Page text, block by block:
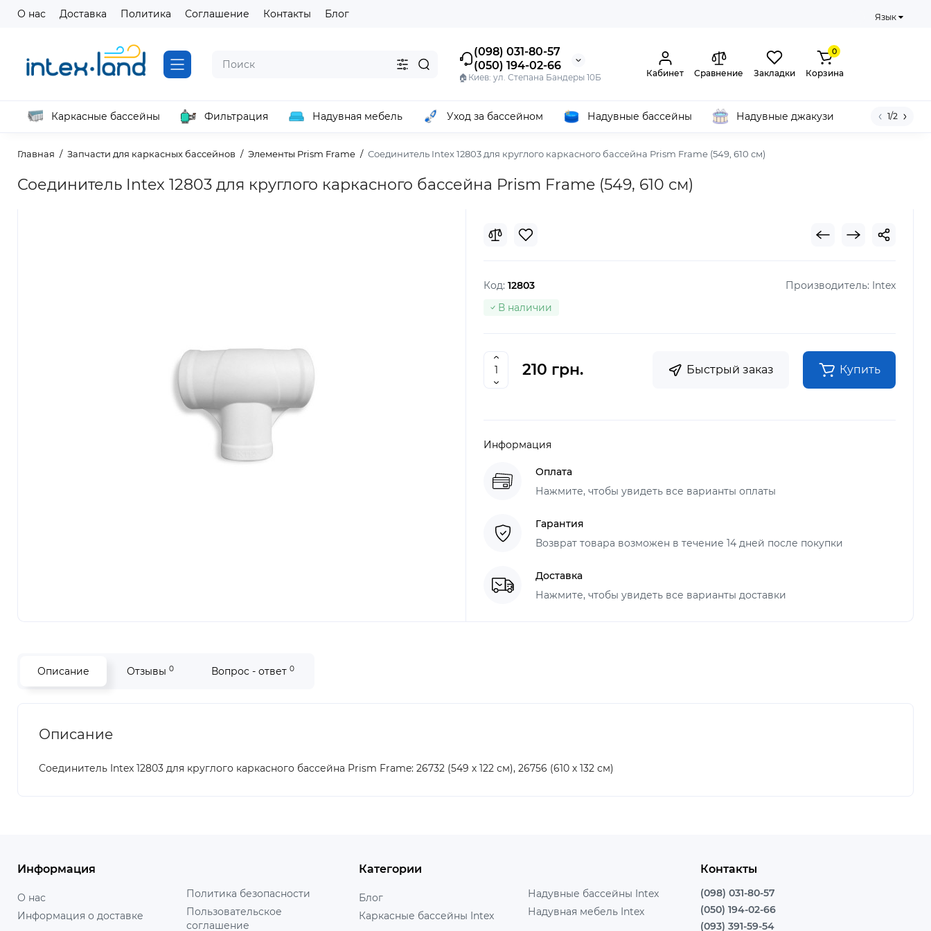
О нас Доставка Политика Соглашение Контакты Блог Язык
(098) 031-80-57
(050) 194-02-66
🏠Киев: ул. Степана Бандеры 10Б Кабинет Сравнение Закладки
0
Корзина
Каркасные бассейны Фильтрация Надувная мебель Уход за бассейном Надувные бассейны Надувные джакузи 1/2
Главная Запчасти для каркасных бассейнов Элементы Prism Frame Соединитель Intex 12803 для круглого каркасного бассейна Prism Frame (549, 610 см)
Соединитель Intex 12803 для круглого каркасного бассейна Prism Frame (549, 610 см)
Код: 12803 Производитель: Intex
В наличии
210 грн. Быстрый заказ Купить
Информация
Оплата
Нажмите, чтобы увидеть все варианты оплаты
Гарантия
Возврат товара возможен в течение 14 дней после покупки
Доставка
Нажмите, чтобы увидеть все варианты доставки
Описание Отзывы 0 Вопрос - ответ 0
Описание
Соединитель Intex 12803 для круглого каркасного бассейна Prism Frame: 26732 (549 х 122 см), 26756 (610 х 132 см)
Информация
О нас
Информация о доставке
Политика безопасности
Пользовательское
соглашение
Категории
Блог
Каркасные бассейны Intex
Надувные бассейны Intex
Надувная мебель Intex
Контакты
(098) 031-80-57
(050) 194-02-66
(093) 391-59-54